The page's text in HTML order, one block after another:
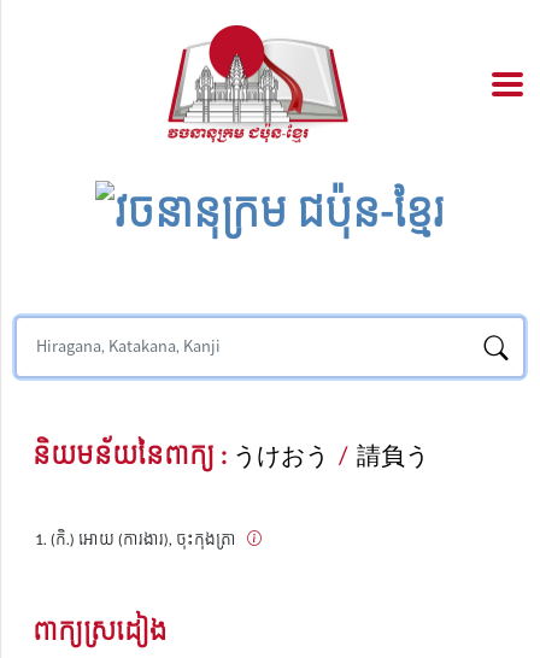
និយមន័យនៃពាក្យ : うけおう / 請負う
(កិ.) អោយ (ការងារ), ចុះកុងត្រា
ពាក្យស្រដៀង